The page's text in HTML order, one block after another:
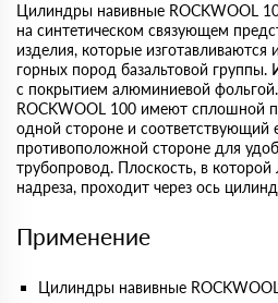
Цилиндры навивные ROCKWOOL
на синтетическом связующем
изделия, которые изготавливаются
горных пород базальтовой группы.
с покрытием алюминиевой
ROCKWOOL 100 имеют сплошной
одной стороне и соответствующий
противоположной стороне для
трубопровод. Плоскость, в которой
надреза, проходит через ось
Применение
Цилиндры навивные